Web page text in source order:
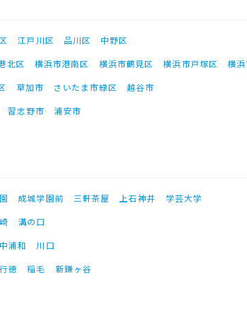
江戸川区 品川区
中野区
北区 横浜市港南区 横浜市鶴見区 横浜市戸塚区
横
草加市 さいたま市緑区
越谷市
習志野市 浦安市
成城学園前 三軒茶屋 上石神井
学芸大学
溝の口
中浦和
川口
行徳 稲毛 新鎌ヶ谷